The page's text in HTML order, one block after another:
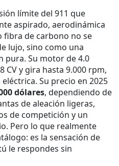
límite del 911 que
aspirado, aerodinámica
fibra de carbono no se
lujo, sino como una
pura. Su motor de 4.0
CV y gira hasta 9.000 rpm,
Su precio en 2025
dólares, dependiendo de
de aleación ligeras,
de competición y un
Pero lo que realmente
es la sensación de
le respondes sin